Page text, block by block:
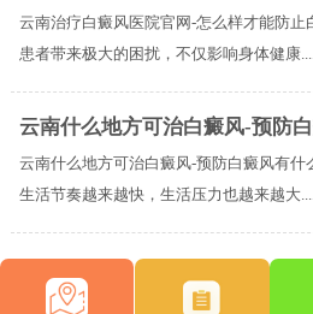
云南治疗白癜风医院官网-怎么样才能防
患者带来极大的困扰，不仅影响身体健康.....
云南什么地方可治白癜风-预防
云南什么地方可治白癜风-预防白癜风有什
生活节奏越来越快，生活压力也越来越大.....